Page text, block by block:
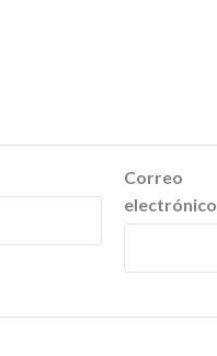
Correo
electrónico